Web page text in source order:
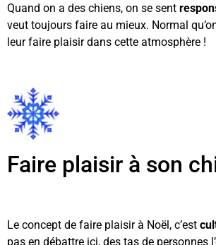
Quand on a des chiens, on se sent
veut toujours faire au mieux. Normal
leur faire plaisir dans cette atmosphère !
Faire plaisir à son
Le concept de faire plaisir à Noël, c’est
pas en débattre ici, des tas de personnes